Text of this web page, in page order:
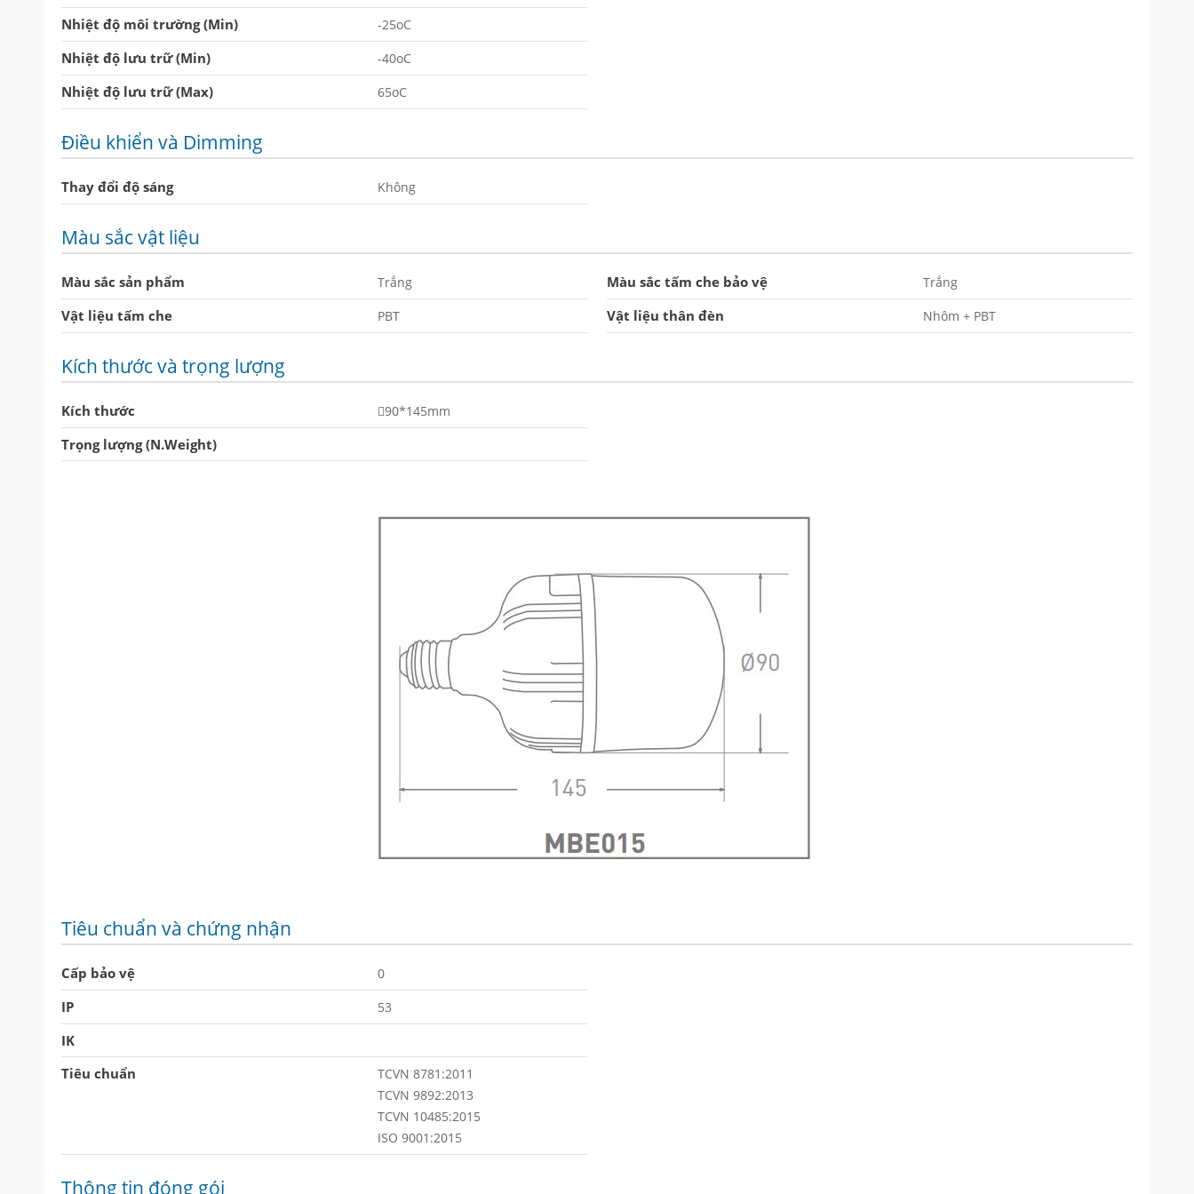
Nhiệt độ môi trường (Min) -25oC
Nhiệt độ lưu trữ (Min) -40oC
Nhiệt độ lưu trữ (Max) 65oC
Điều khiển và Dimming
Thay đổi độ sáng Không
Màu sắc vật liệu
Màu sắc sản phẩm Trắng
Vật liệu tấm che PBT
Màu sắc tấm che bảo vệ Trắng
Vật liệu thân đèn Nhôm + PBT
Kích thước và trọng lượng
Kích thước 90*145mm
Trọng lượng (N.Weight)
Tiêu chuẩn và chứng nhận
Cấp bảo vệ 0
IP 53
IK
Tiêu chuẩn
TCVN 8781:2011
TCVN 9892:2013
TCVN 10485:2015
ISO 9001:2015
Thông tin đóng gói